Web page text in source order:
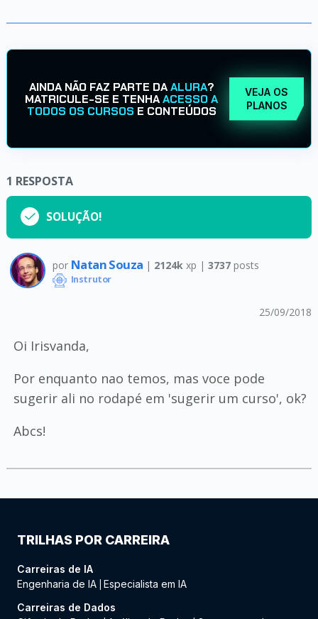
AINDA NÃO FAZ PARTE DAALURA?
MATRICULE-SE E TENHAACESSO A
TODOS OS CURSOS E CONTEÚDOS
VEJA OS
PLANOS
1 RESPOSTA
SOLUÇÃO!
por Natan Souza | 2124k xp | 3737posts
Instrutor
25/09/2018
Oi Irisvanda,
Por enquanto nao temos, mas voce pode
sugerir ali no rodapé em 'sugerir um curso', ok?
Abcs!
TRILHAS POR CARREIRA
Carreiras de IA
Engenharia de IA Especialista em IA
Carreiras de Dados